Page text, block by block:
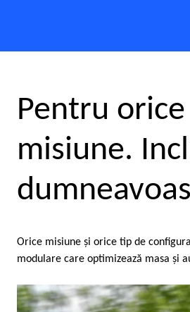
Pentru orice
misiune.
Orice misiune şi orice tip de
modulare care optimizează masa şi